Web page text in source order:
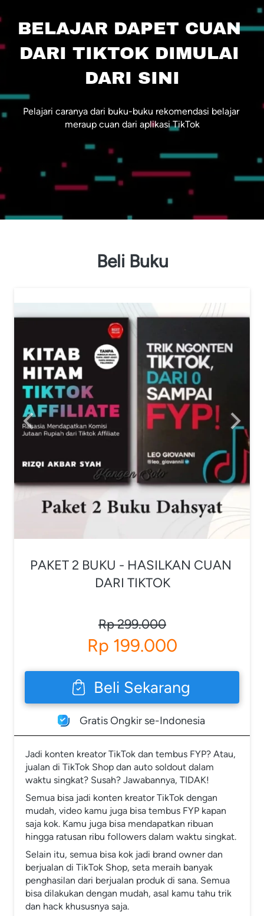
BELAJAR DAPET CUAN
DARI TIKTOK DIMULAI
DARI SINI
Pelajari caranya dari buku-buku rekomendasi belajar
meraup cuan dari aplikasi TikTok
Beli Buku
PAKET 2 BUKU - HASILKAN CUAN
DARI TIKTOK
Rp 299.000
Rp 199.000
` Beli Sekarang
Gratis Ongkir se-Indonesia
Jadi konten kreator TikTok dan tembus FYP? Atau,
jualan di TikTok Shop dan auto soldout dalam
waktu singkat? Susah? Jawabannya, TIDAK!
Semua bisa jadi konten kreator TikTok dengan
mudah, video kamu juga bisa tembus FYP kapan
saja kok. Kamu juga bisa mendapatkan ribuan
hingga ratusan ribu followers dalam waktu singkat.
Selain itu, semua bisa kok jadi brand owner dan
berjualan di TikTok Shop, seta meraih banyak
penghasilan dari berjualan produk di sana. Semua
bisa dilakukan dengan mudah, asal kamu tahu trik
dan hack khususnya saja.